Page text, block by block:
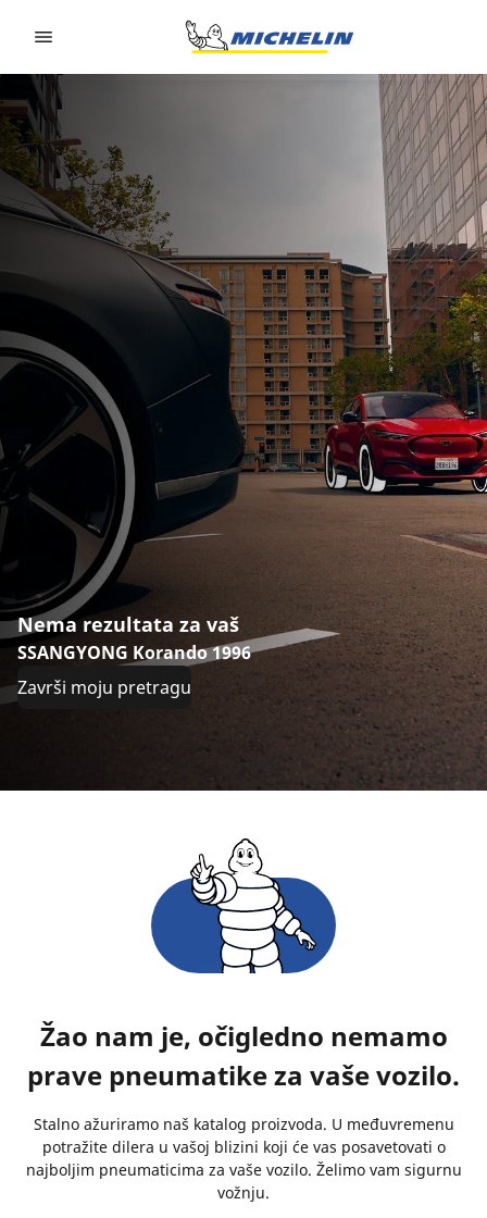
Nema rezultata za vaš
SSANGYONG Korando 1996
Završi moju pretragu
Žao nam je, očigledno nemamo
prave pneumatike za vaše vozilo.
Stalno ažuriramo naš katalog proizvoda. U međuvremenu
potražite dilera u vašoj blizini koji će vas posavetovati o
najboljim pneumaticima za vaše vozilo. Želimo vam sigurnu
vožnju.